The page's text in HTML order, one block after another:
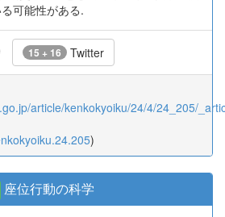
可能性がある.
15 + 16 Twitter
article/kenkokyoiku/24/4/24_205/
)
座位行動の科学